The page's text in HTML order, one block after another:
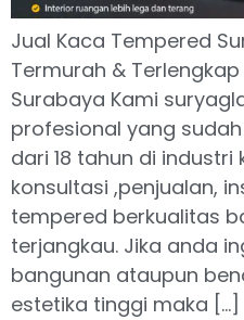
Jual Kaca Tempered
Termurah &
Surabaya Kami
profesional yang
dari 18 tahun di
konsultasi ,penjualan,
tempered berkualitas
terjangkau. Jika anda
bangunan ataupun
estetika tinggi maka […]